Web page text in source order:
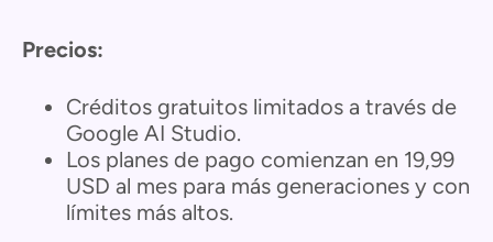
Precios:
Créditos gratuitos limitados a través de
Google AI Studio.
Los planes de pago comienzan en 19,99
USD al mes para más generaciones y con
límites más altos.